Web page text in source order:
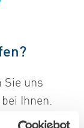
Sie uns
Ihnen.